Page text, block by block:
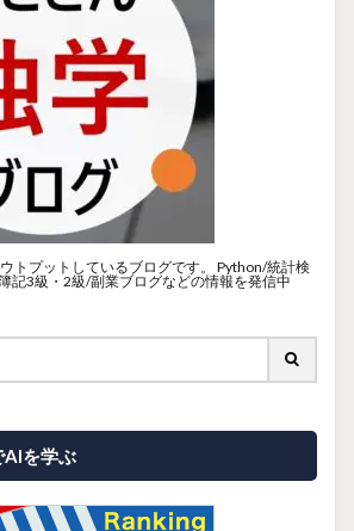
トプットしているブログです。 Python/統計検
記3級・2級/副業ブログなどの情報を発信中
AIを学ぶ